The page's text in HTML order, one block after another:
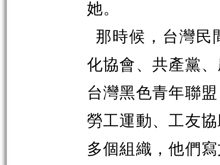
她。
那時候，台灣民
化協會、共產黨
台灣黑色青年聯
勞工運動、工友
多個組織，他們